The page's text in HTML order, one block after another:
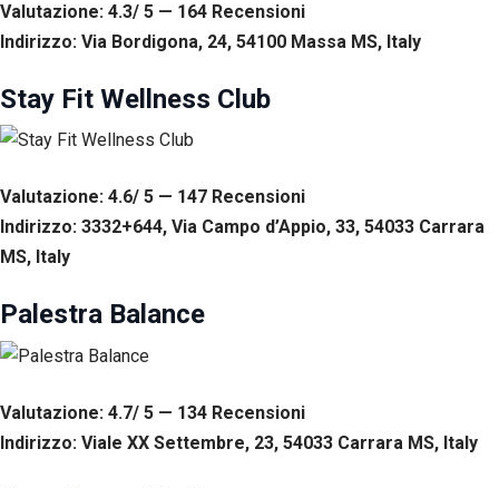
Valutazione: 4.3/ 5 — 164 Recensioni
Indirizzo: Via Bordigona, 24, 54100 Massa MS, Italy
Stay Fit Wellness Club
Valutazione: 4.6/ 5 — 147 Recensioni
Indirizzo: 3332+644, Via Campo d’Appio, 33, 54033 Carrara
MS, Italy
Palestra Balance
Valutazione: 4.7/ 5 — 134 Recensioni
Indirizzo: Viale XX Settembre, 23, 54033 Carrara MS, Italy